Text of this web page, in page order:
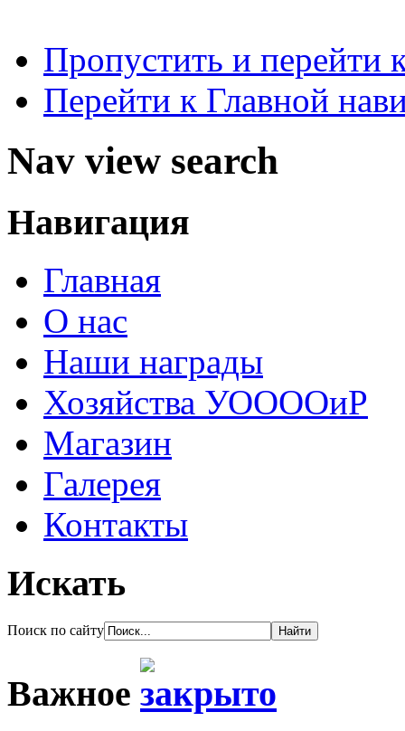
Пропустить и перейти
Перейти к Главной
Nav view search
Навигация
Главная
О нас
Наши награды
Хозяйства УООООиР
Магазин
Галерея
Контакты
Искать
Поиск по сайту
Важное